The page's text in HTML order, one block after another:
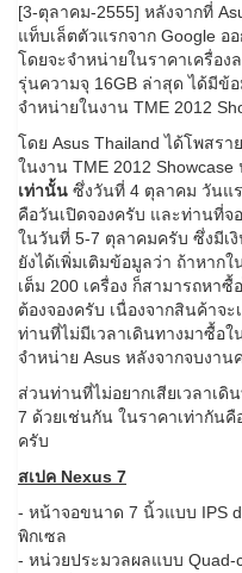
[3-ตุลาคม-2555] หลังจากที่
แท็บเล็ตตัวแรกจาก Google อ
โดยจะจำหน่ายในราคาเครื่อ
รุ่นความจุ 16GB ล่าสุด ได้มีข้อ
จำหน่ายในงาน TME 2012
โดย Asus Thailand ได้โพสรา
ในงาน TME 2012 Showcase
เท่านั้น ซึ่งวันที่ 4 ตุลาคม วันแ
คือวันเปิดจองครับ และท่านที่จ
ในวันที่ 5-7 ตุลาคมครับ ซึ่งมีเงิ
ยังได้เพิ่มเติมข้อมูลว่า ถ้าหาก
เต็ม 200 เครื่อง ก็สามารถหา
ต้องจองครับ เนื่องจากสินค้าจ
ท่านที่ไม่มีเวลาเดินทางมาซื้อ
จำหน่าย Asus หลังจากจบงาน
ส่วนท่านที่ไม่อยากเสียเวลาเดิ
7 ด้วยเช่นกัน ในราคาเท่ากัน
ครับ
สเปค Nexus 7
- หน้าจอขนาด 7 นิ้วแบบ IPS
พิกเซล
- หน่วยประมวลผลแบบ Quad-